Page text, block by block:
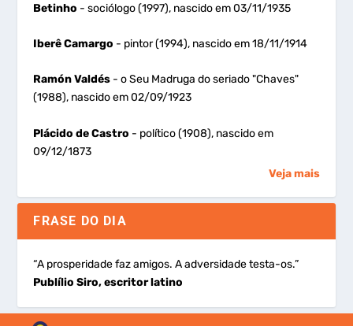
Betinho - sociólogo (1997), nascido em 03/11/1935
Iberê Camargo - pintor (1994), nascido em 18/11/1914
Ramón Valdés - o Seu Madruga do seriado "Chaves"
(1988), nascido em 02/09/1923
Plácido de Castro - político (1908), nascido em
09/12/1873
Veja mais
FRASE DO DIA
“A prosperidade faz amigos. A adversidade testa-os.”
Publílio Siro, escritor latino